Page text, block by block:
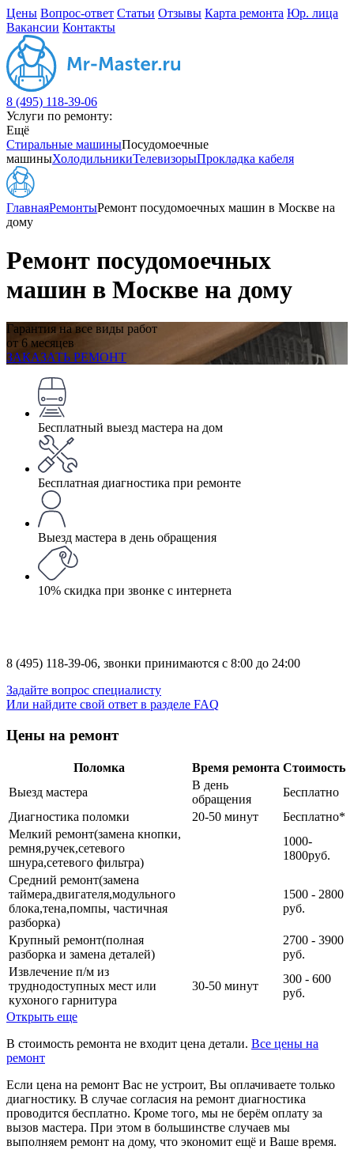
Цены Вопрос-ответ Статьи Отзывы Карта ремонта Юр. лица
Вакансии Контакты
8 (495) 118-39-06
Услуги по ремонту:
Ещё
Стиральные машиныПосудомоечные
машиныХолодильникиТелевизорыПрокладка кабеля
ГлавнаяРемонтыРемонт посудомоечных машин в Москве на
дому
Ремонт посудомоечных
машин в Москве на дому
Гарантия на все виды работ
от 6 месяцев
ЗАКАЗАТЬ РЕМОНТ
Бесплатный выезд мастера на дом
Бесплатная диагностика при ремонте
Выезд мастера в день обращения
10% скидка при звонке с интернета
8 (495) 118-39-06, звонки принимаются с 8:00 до 24:00
Задайте вопрос специалисту
Или найдите свой ответ в разделе FAQ
Цены на ремонт
Поломка Время ремонта Стоимость
Выезд мастера
В день
обращения
Бесплатно
Диагностика поломки
20-50 минут Бесплатно*
Мелкий ремонт(замена кнопки,
ремня,ручек,сетевого
шнура,сетевого фильтра)
1000-
1800руб.
Средний ремонт(замена
таймера,двигателя,модульного
блока,тена,помпы, частичная
разборка)
1500 - 2800
руб.
Крупный ремонт(полная
разборка и замена деталей)
2700 - 3900
руб.
Извлечение п/м из
труднодоступных мест или
кухоного гарнитура
30-50 минут
300 - 600
руб.
Открыть еще
В стоимость ремонта не входит цена детали. Все цены на
ремонт
Если цена на ремонт Вас не устроит, Вы оплачиваете только
диагностику. В случае согласия на ремонт диагностика
проводится бесплатно. Кроме того, мы не берём оплату за
вызов мастера. При этом в большинстве случаев мы
выполняем ремонт на дому, что экономит ещё и Ваше время.